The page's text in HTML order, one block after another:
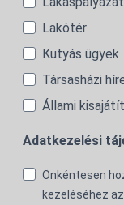
Lakótér
Kutyás ügyek
Társasházi
Állami
Adatkezelési
Önkéntesen
kezeléséhez az